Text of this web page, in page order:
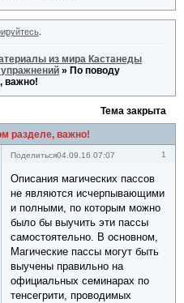
.
из мира Кастанеды
упражнений » По поводу
важно!
разделе, важно!
Тема закрыта
Поделиться 1
04.09.16 07:07
Описания магических пассов
не являются исчерпывающими
и полными, по которым можно
было бы выучить эти пассы
самостоятельно. В основном,
Магические пассы могут быть
выучены правильно на
официальных семинарах по
тенсегрити, проводимых